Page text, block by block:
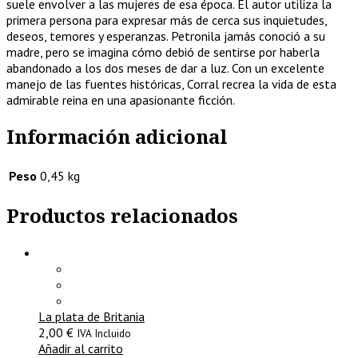
suele envolver a las mujeres de esa época. El autor utiliza la
primera persona para expresar más de cerca sus inquietudes,
deseos, temores y esperanzas. Petronila jamás conoció a su
madre, pero se imagina cómo debió de sentirse por haberla
abandonado a los dos meses de dar a luz. Con un excelente
manejo de las fuentes históricas, Corral recrea la vida de esta
admirable reina en una apasionante ficción.
Información adicional
Peso 0,45 kg
Productos relacionados
La plata de Britania
2,00 € IVA Incluido
Añadir al carrito